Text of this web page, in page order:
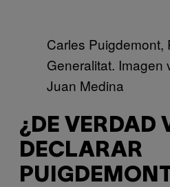
Carles Puigdemont,
Generalitat. Imagen
Juan Medina
¿DE VERDAD
DECLARAR